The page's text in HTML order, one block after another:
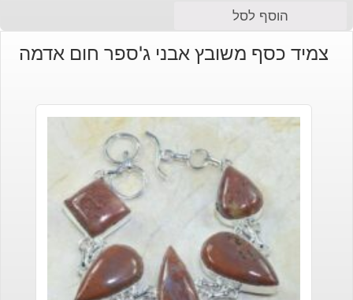
הוסף לסל
צמיד כסף משובץ אבני ג'ספר חום אדמה